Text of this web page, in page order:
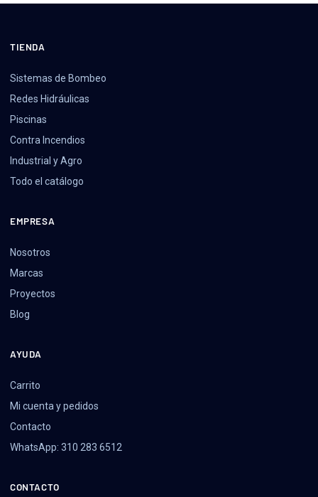
TIENDA
Sistemas de Bombeo
Redes Hidráulicas
Piscinas
Contra Incendios
Industrial y Agro
Todo el catálogo
EMPRESA
Nosotros
Marcas
Proyectos
Blog
AYUDA
Carrito
Mi cuenta y pedidos
Contacto
WhatsApp: 310 283 6512
CONTACTO